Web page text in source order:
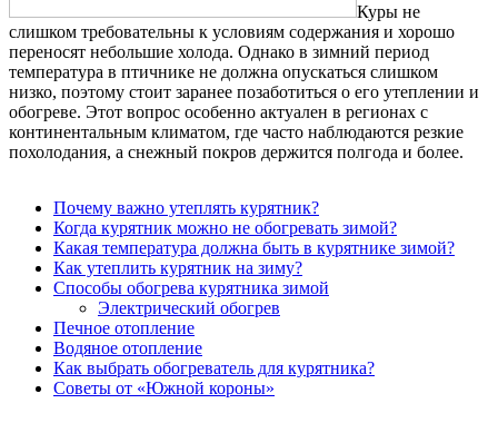
Куры не
слишком требовательны к условиям содержания и хорошо
переносят небольшие холода. Однако в зимний период
температура в птичнике не должна опускаться слишком
низко, поэтому стоит заранее позаботиться о его утеплении и
обогреве. Этот вопрос особенно актуален в регионах с
континентальным климатом, где часто наблюдаются резкие
похолодания, а снежный покров держится полгода и более.
Почему важно утеплять курятник?
Когда курятник можно не обогревать зимой?
Какая температура должна быть в курятнике зимой?
Как утеплить курятник на зиму?
Способы обогрева курятника зимой
Электрический обогрев
Печное отопление
Водяное отопление
Как выбрать обогреватель для курятника?
Советы от «Южной короны»